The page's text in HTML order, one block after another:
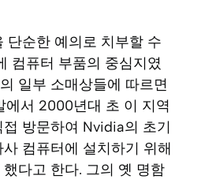
단순한 예의로 치부할 수
컴퓨터 부품의 중심지였
일부 소매상들에 따르면
에서 2000년대 초 이 지역
방문하여 Nvidia의 초기
컴퓨터에 설치하기 위해
다고 한다. 그의 옛 명함